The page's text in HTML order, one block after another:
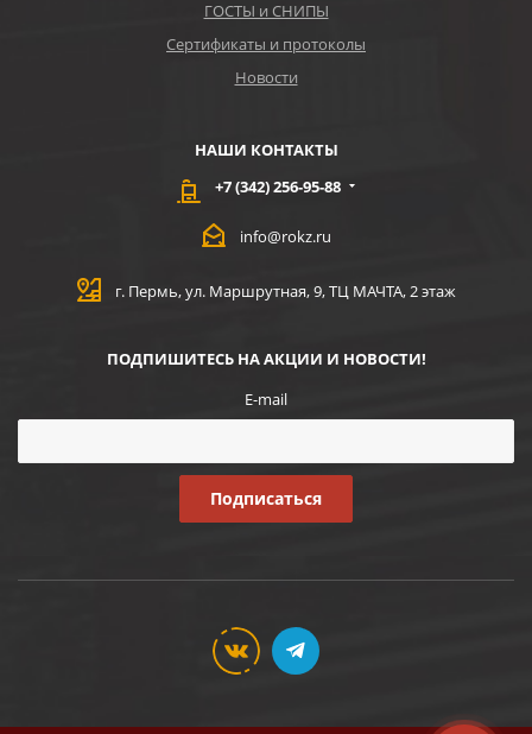
ГОСТЫ и СНИПЫ
Сертификаты и протоколы
Новости
НАШИ КОНТАКТЫ
+7 (342) 256-95-88
info@rokz.ru
г. Пермь, ул. Маршрутная, 9, ТЦ МАЧТА, 2 этаж
ПОДПИШИТЕСЬ НА АКЦИИ И НОВОСТИ!
E-mail